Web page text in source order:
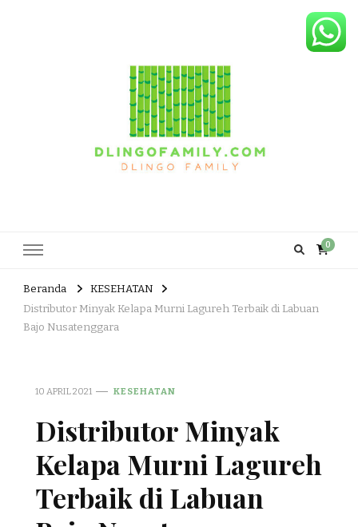
0
Beranda
KESEHATAN
Distributor Minyak Kelapa Murni Lagureh Terbaik di Labuan
Bajo Nusatenggara
10 APRIL 2021 KESEHATAN
Distributor Minyak
Kelapa Murni Lagureh
Terbaik di Labuan